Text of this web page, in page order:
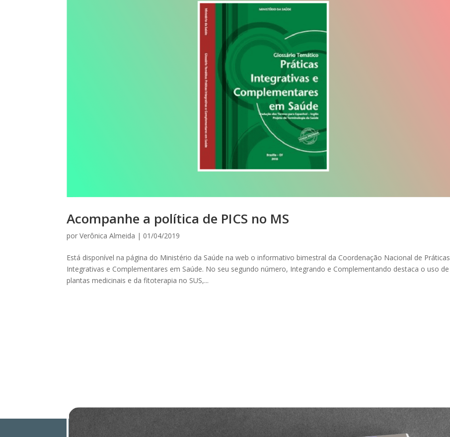
Acompanhe a política de PICS no MS
porVerônica Almeida | 01/04/2019
Está disponível na página do Ministério da Saúde na web o informativo bimestral da Coordenação Nacional de Práticas
Integrativas e Complementares em Saúde. No seu segundo número, Integrando e Complementando destaca o uso de
plantas medicinais e da fitoterapia no SUS,...